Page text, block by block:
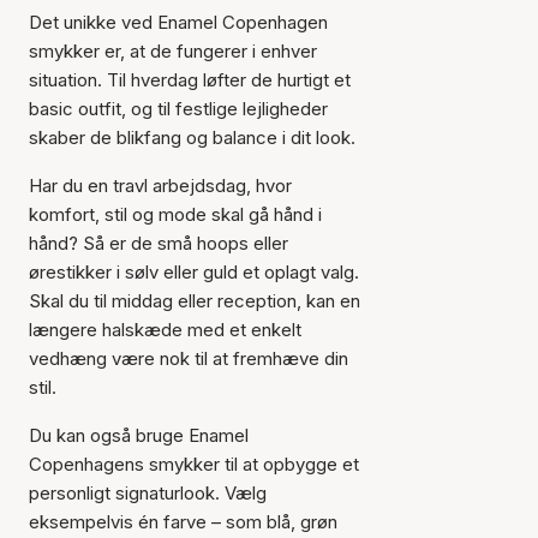
Det unikke ved Enamel Copenhagen
smykker er, at de fungerer i enhver
situation. Til hverdag løfter de hurtigt et
basic outfit, og til festlige lejligheder
skaber de blikfang og balance i dit look.
Har du en travl arbejdsdag, hvor
komfort, stil og mode skal gå hånd i
hånd? Så er de små hoops eller
ørestikker i sølv eller guld et oplagt valg.
Skal du til middag eller reception, kan en
længere halskæde med et enkelt
vedhæng være nok til at fremhæve din
stil.
Du kan også bruge Enamel
Copenhagens smykker til at opbygge et
personligt signaturlook. Vælg
eksempelvis én farve – som blå, grøn